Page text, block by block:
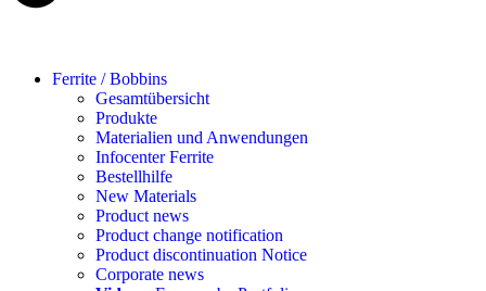
Ferrite / Bobbins
Gesamtübersicht
Produkte
Materialien und Anwendungen
Infocenter Ferrite
Bestellhilfe
New Materials
Product news
Product change notification
Product discontinuation Notice
Corporate news